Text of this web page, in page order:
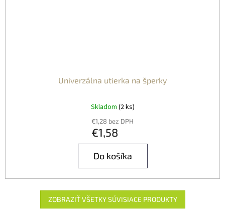
Univerzálna utierka na šperky
Skladom (2 ks)
€1,28 bez DPH
€1,58
Do košíka
ZOBRAZIŤ VŠETKY SÚVISIACE PRODUKTY